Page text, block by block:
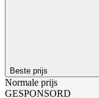
Beste prijs
Normale prijs
GESPONSORD